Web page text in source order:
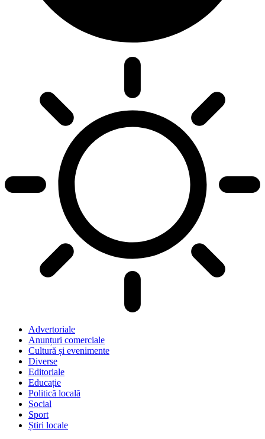
Advertoriale
Anunțuri comerciale
Cultură și evenimente
Diverse
Editoriale
Educație
Politică locală
Social
Sport
Știri locale